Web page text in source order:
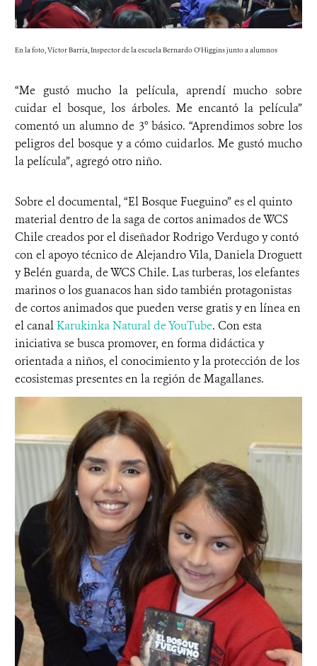
En la foto, Víctor Barría, Inspector de la escuela Bernardo O'Higgins junto a alumnos
“Me gustó mucho la película, aprendí mucho sobre
cuidar el bosque, los árboles. Me encantó la película”
comentó un alumno de 3° básico. “Aprendimos sobre los
peligros del bosque y a cómo cuidarlos. Me gustó mucho
la película”, agregó otro niño.
Sobre el documental, “El Bosque Fueguino” es el quinto
material dentro de la saga de cortos animados de WCS
Chile creados por el diseñador Rodrigo Verdugo y contó
con el apoyo técnico de Alejandro Vila, Daniela Droguett
y Belén guarda, de WCS Chile. Las turberas, los elefantes
marinos o los guanacos han sido también protagonistas
de cortos animados que pueden verse gratis y en línea en
el canalKarukinka Natural de YouTube. Con esta
iniciativa se busca promover, en forma didáctica y
orientada a niños, el conocimiento y la protección de los
ecosistemas presentes en la región de Magallanes.